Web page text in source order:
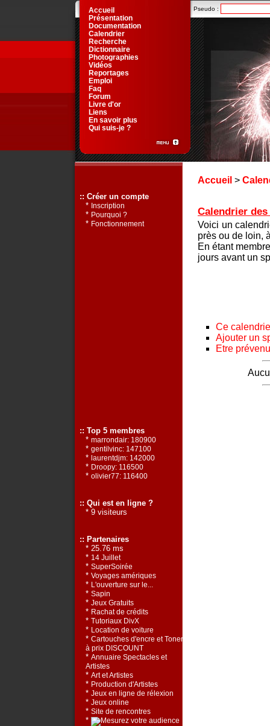
Accueil >
Calendrier
Voici un
près ou de loin,
En étant
jours avant un
Ce
Ajouter un
Etre
Pseudo :
Accueil
Présentation
Documentation
Calendrier
Recherche
Dictionnaire
Photographies
Vidéos
Reportages
Emploi
Faq
Forum
Livre d'or
Liens
En savoir plus
Qui suis-je ?
:: Créer un compte
* Inscription
* Pourquoi ?
* Fonctionnement
:: Top 5 membres
* marrondair: 180900
* gentilvinc: 147100
* laurentdjm: 142000
* Droopy: 116500
* olivier77: 116400
:: Qui est en ligne ?
* 9 visiteurs
:: Partenaires
* 25.76 ms
* 14 Juillet
* SuperSoirée
* Voyages amériques
* L'ouverture sur le...
* Sapin
* Jeux Gratuits
* Rachat de crédits
* Tutoriaux DivX
* Location de voiture
* Cartouches d'encre et Toners
à prix DISCOUNT
* Annuaire Spectacles et
Artistes
* Art et Artistes
* Production d'Artistes
* Jeux en ligne de rélexion
* Jeux online
* Site de rencontres
*